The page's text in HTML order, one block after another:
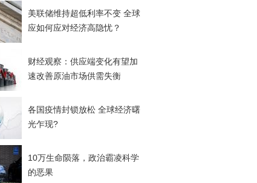
美联储维持超低利率不变 全球
应如何应对经济高隐忧？
财经观察：供应端变化有望加
速改善原油市场供需失衡
各国疫情封锁放松 全球经济曙
光乍现?
10万生命陨落，政治霸凌科学
的恶果